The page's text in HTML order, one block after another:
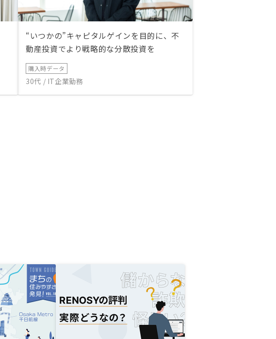
“いつかの”キャピタルゲインを目的に、不
動産投資でより戦略的な分散投資を
購入時データ
30代 / IT企業勤務